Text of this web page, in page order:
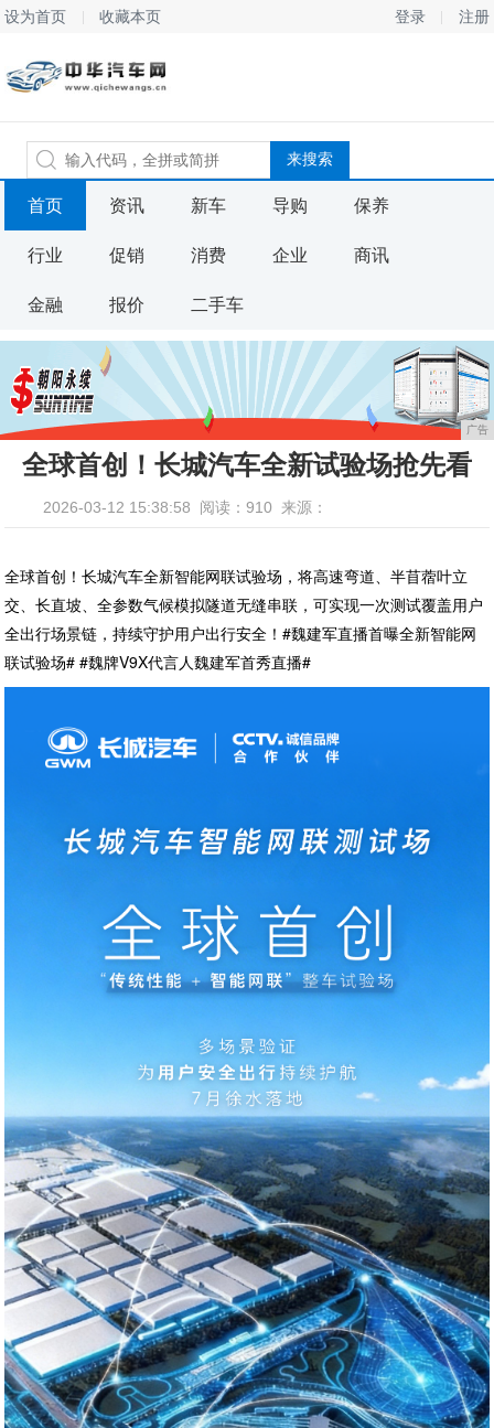
设为首页 收藏本页 登录 注册
首页 资讯 新车 导购 保养
行业 促销 消费 企业 商讯
金融 报价 二手车
广告
全球首创！长城汽车全新试验场抢先看
2026-03-12 15:38:58 阅读：910 来源：
全球首创！长城汽车全新智能网联试验场，将高速弯道、半苜蓿叶立
交、长直坡、全参数气候模拟隧道无缝串联，可实现一次测试覆盖用户
全出行场景链，持续守护用户出行安全！#魏建军直播首曝全新智能网
联试验场# #魏牌V9X代言人魏建军首秀直播#